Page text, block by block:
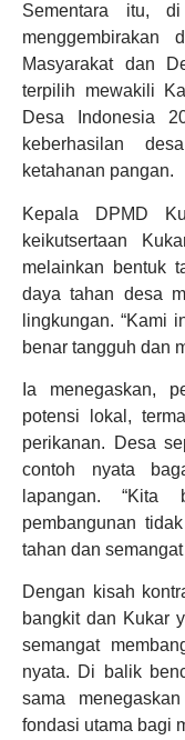
Sementara itu,
menggembirakan
Masyarakat dan
terpilih mewakili
Desa Indonesia
keberhasilan
ketahanan pangan.
Kepala DPMD
keikutsertaan
melainkan bentuk
daya tahan desa
lingkungan. “Kami
benar tangguh dan
Ia menegaskan,
potensi lokal,
perikanan. Desa
contoh nyata
lapangan. “Kita
pembangunan
tahan dan
Dengan kisah
bangkit dan Kukar
semangat
nyata. Di balik
sama
fondasi utama bagi